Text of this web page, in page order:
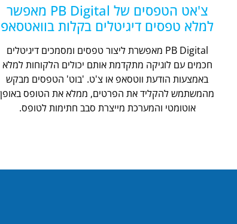
צ'אט הטפסים של PB Digital מאפשר
למלא טפסים דיגיטלים בקלות בוואטסאפ
PB Digital מאפשרת ליצור טפסים ומסמכים דיגיטלים
חכמים עם לוגיקה מתקדמת אותם יכולים הלקוחות למלא
באמצעות הודעת ווטסאפ או צ'ט. 'בוט' הטפסים מבקש
מהמשתמש להקליד את הפרטים, ממלא את הטופס באופן
אוטומטי והמערכת מייצרת סבב חתימות לטופס.